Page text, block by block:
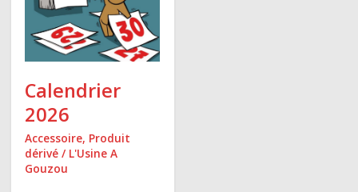
Calendrier
2026
Accessoire, Produit
dérivé / L'Usine A
Gouzou